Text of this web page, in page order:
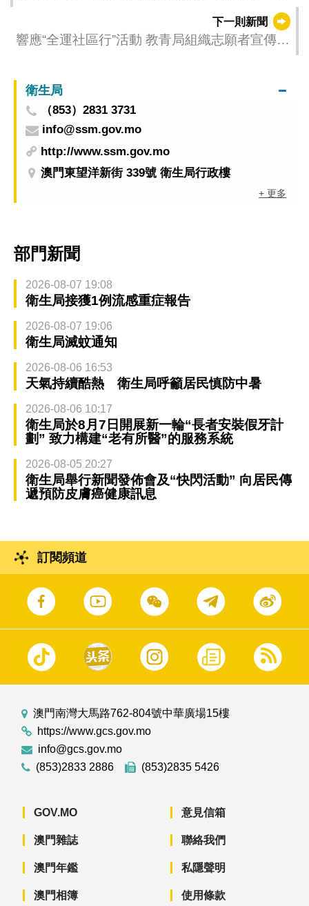
下一則新聞
響應“全運社區行”活動 教青局組織志願者宣傳十
衛生局
（853）2831 3731
info@ssm.gov.mo
http://www.ssm.gov.mo
澳門東望洋新街 339號 衛生局行政樓
+ 更多
部門新聞
2026-08-07 19:08
衛生局接獲1例流感重症報告
2026-08-07 19:06
衛生局滅蚊通知
2026-08-06 16:53
天氣持續酷熱 衛生局呼籲居民慎防中暑
2026-08-06 10:17
衛生局於8月7日開展新一輪“長者安裝假牙計
劃” 致力構建“老有所醫”的服務系統
2026-08-05 20:27
衛生局舉行新聞發佈會及“快閃活動” 向居民傳
遞預防皮膚癌健康訊息
訂閱頻道
澳門南灣大馬路762-804號中華廣場15樓
https://www.gcs.gov.mo
info@gcs.gov.mo
(853)2833 2886
(853)2835 5426
GOV.MO
澳門雜誌
澳門年鑑
澳門相簿
意見信箱
聯絡我們
私隱聲明
使用條款